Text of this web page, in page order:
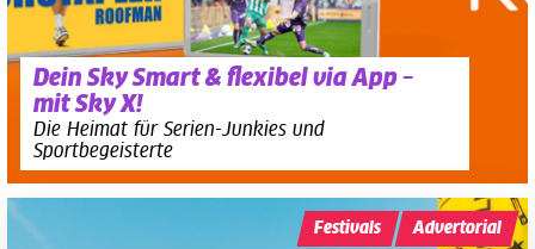
Dein Sky Smart & flexibel via App –
mit Sky X!
Die Heimat für Serien-Junkies und
Sportbegeisterte
Festivals Advertorial